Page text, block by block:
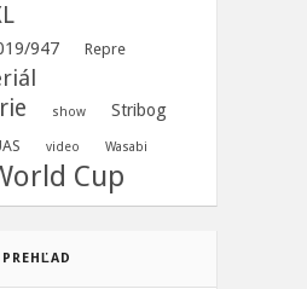
947 Repre
show Stribog
video Wasabi
Cup
PREHĽAD